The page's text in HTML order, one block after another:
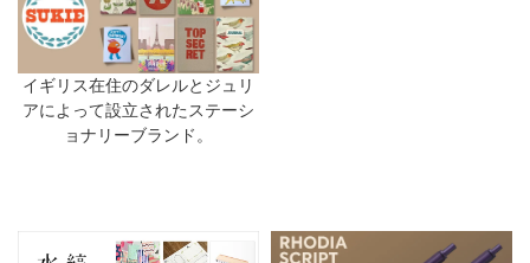
イギリス在住のダレルとジュリ
アによって設立されたステーシ
ョナリーブランド。